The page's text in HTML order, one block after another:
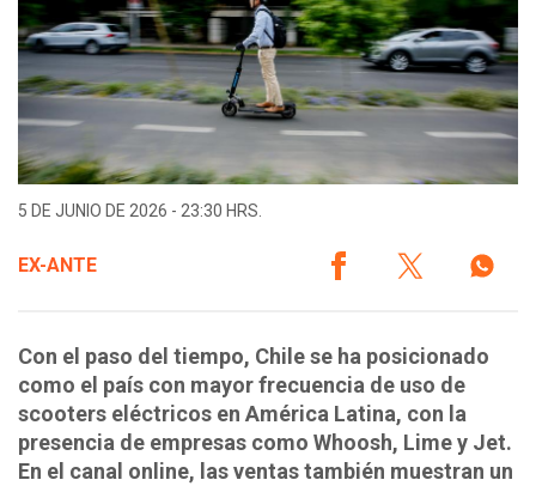
5 DE JUNIO DE 2026 - 23:30 HRS.
EX-ANTE
Con el paso del tiempo, Chile se ha posicionado
como el país con mayor frecuencia de uso de
scooters eléctricos en América Latina, con la
presencia de empresas como Whoosh, Lime y Jet.
En el canal online, las ventas también muestran un